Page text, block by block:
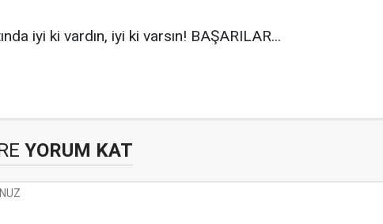
iyi ki vardın, iyi ki varsın! BAŞARILAR...
YORUM KAT